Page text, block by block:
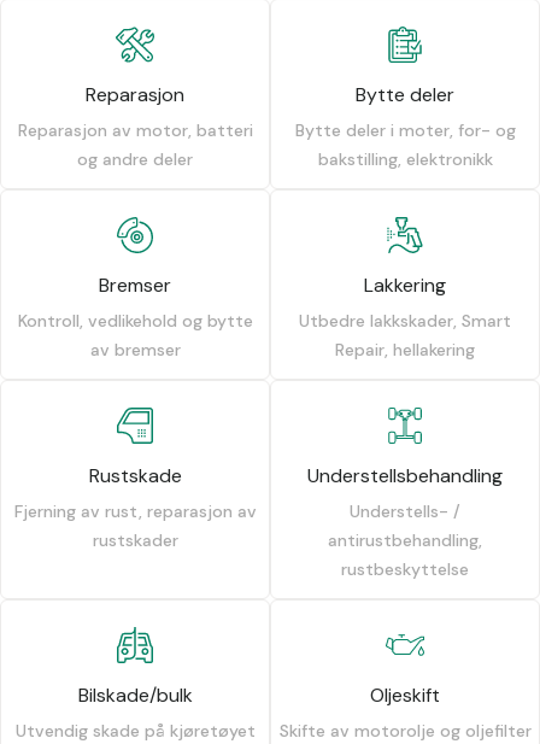
Reparasjon
Reparasjon av motor, batteri
og andre deler
Bytte deler
Bytte deler i moter, for- og
bakstilling, elektronikk
Bremser
Kontroll, vedlikehold og bytte
av bremser
Lakkering
Utbedre lakkskader, Smart
Repair, hellakering
Rustskade
Fjerning av rust, reparasjon av
rustskader
Understellsbehandling
Understells- /
antirustbehandling,
rustbeskyttelse
Bilskade/bulk
Utvendig skade på kjøretøyet
Oljeskift
Skifte av motorolje og oljefilter